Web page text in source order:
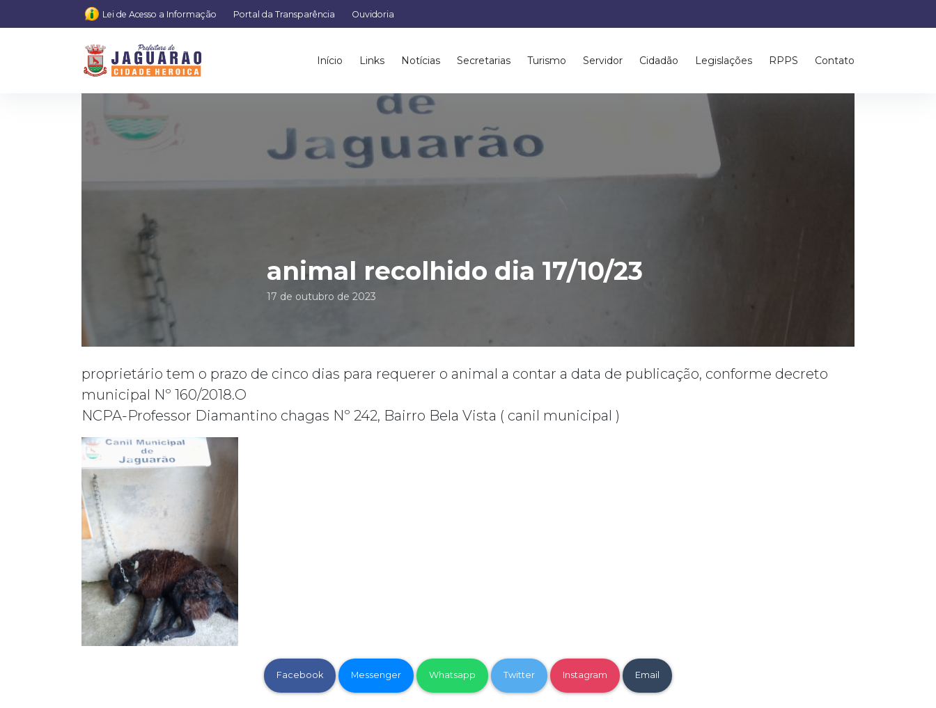
Lei de Acesso a Informação Portal da Transparência Ouvidoria
Início Links Notícias Secretarias Turismo Servidor Cidadão Legislações RPPS Contato
animal recolhido dia 17/10/23
17 de outubro de 2023
proprietário tem o prazo de cinco dias para requerer o animal a contar a data de publicação, conforme decreto
municipal Nº 160/2018.O
NCPA-Professor Diamantino chagas Nº 242, Bairro Bela Vista ( canil municipal )
Facebook Messenger Whatsapp Twitter Instagram Email